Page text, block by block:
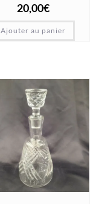
20,00€
Ajouter au panier